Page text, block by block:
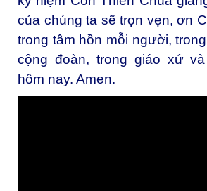
của chúng ta sẽ trọn vẹn, ơn
trong tâm hồn mỗi người,
cộng đoàn, trong giáo xứ
hôm nay. Amen.